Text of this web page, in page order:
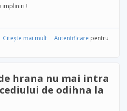
impliniri !
Citește mai mult
despre Bilant formule T3
Autentificare pentru
hrana nu mai intra
de odihna la